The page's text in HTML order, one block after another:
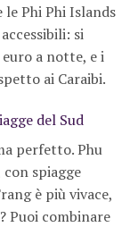
Phi Phi Islands
si
a notte, e i
ai Caraibi.
del Sud
perfetto. Phu
spiagge
è più vivace,
Puoi combinare